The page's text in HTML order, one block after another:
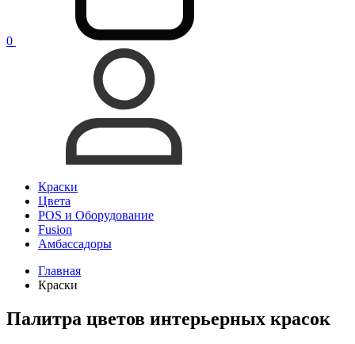
0
Краски
Цвета
POS и Оборудование
Fusion
Амбассадоры
Главная
Краски
Палитра цветов интерьерных красок